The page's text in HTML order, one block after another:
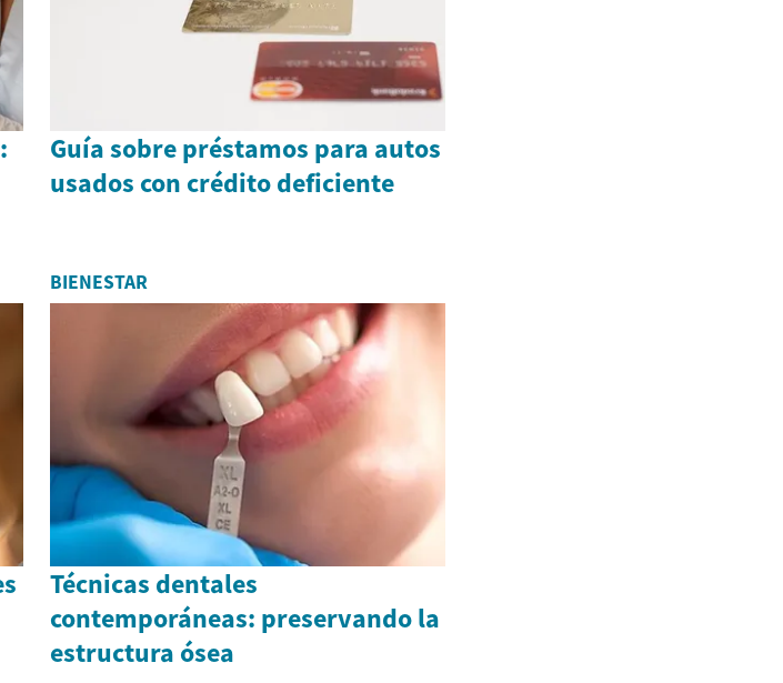
Guía sobre préstamos para autos
usados con crédito deficiente
BIENESTAR
Técnicas dentales
contemporáneas: preservando la
estructura ósea